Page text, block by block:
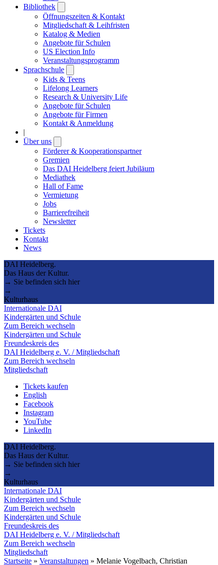
Bibliothek
submenu
Öffnungszeiten & Kontakt
Mitgliedschaft & Leihfristen
Katalog & Medien
Angebote für Schulen
US Election Info
Veranstaltungsprogramm
Sprachschule
submenu
Kids & Teens
Lifelong Learners
Research & University Life
Angebote für Schulen
Angebote für Firmen
Kontakt & Anmeldung
|
Über uns
submenu
Förderer & Kooperationspartner
Gremien
Das DAI Heidelberg feiert Jubiläum
Mediathek
Hall of Fame
Vermietung
Jobs
Barrierefreiheit
Newsletter
Tickets
Kontakt
News
DAI Heidelberg.
Das Haus der Kultur.
→ Sie befinden sich hier
→
Kulturhaus
Internationale DAI
Kindergärten und Schule
Zum Bereich wechseln
Kindergärten und Schule
Freundeskreis des
DAI Heidelberg e. V. / Mitgliedschaft
Zum Bereich wechseln
Mitgliedschaft
Tickets kaufen
English
Facebook
Instagram
YouTube
LinkedIn
DAI Heidelberg.
Das Haus der Kultur.
→ Sie befinden sich hier
→
Kulturhaus
Internationale DAI
Kindergärten und Schule
Zum Bereich wechseln
Kindergärten und Schule
Freundeskreis des
DAI Heidelberg e. V. / Mitgliedschaft
Zum Bereich wechseln
Mitgliedschaft
Startseite » Veranstaltungen » Melanie Vogelbach, Christian